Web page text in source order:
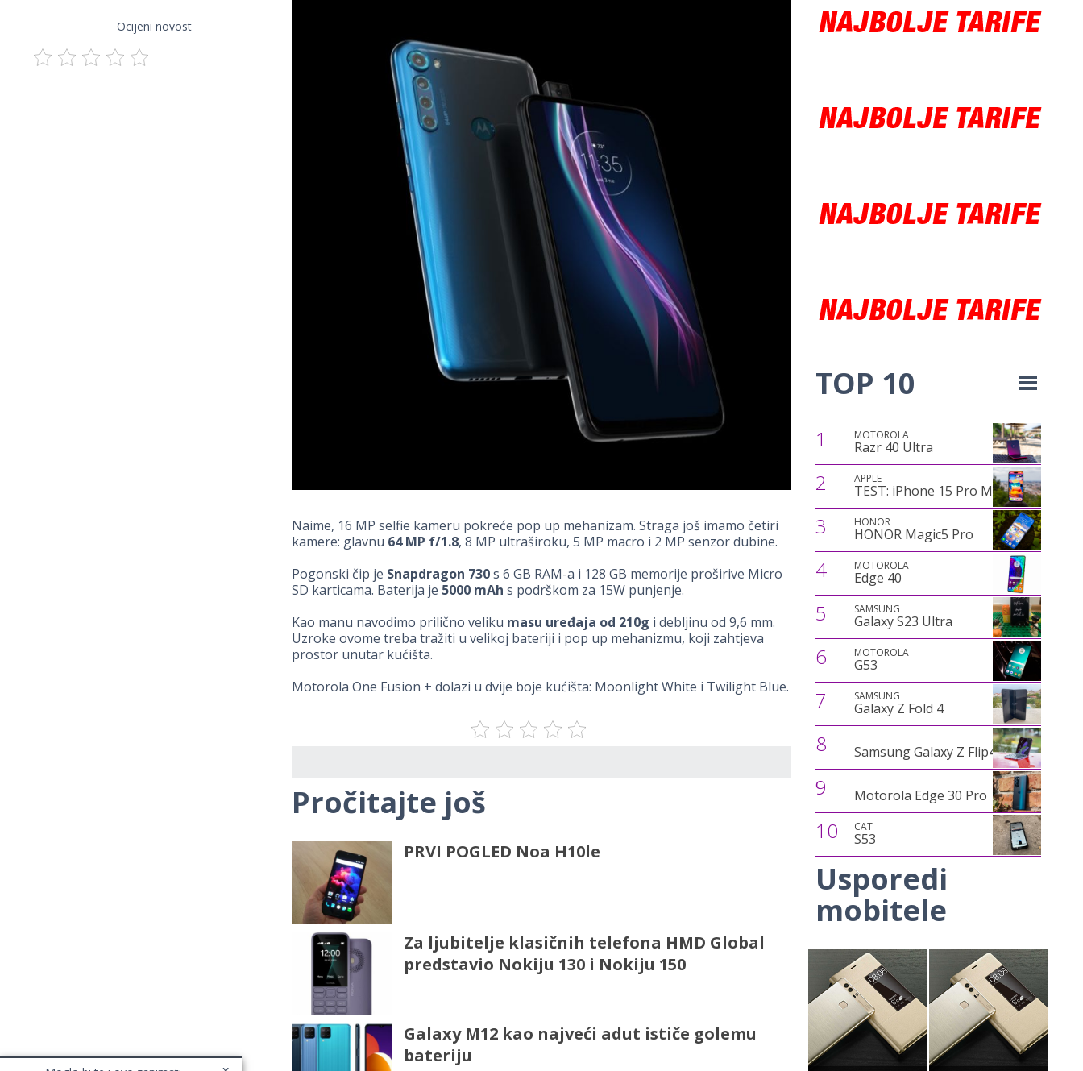
Ocijeni novost
Naime, 16 MP selfie kameru pokreće pop up mehanizam. Straga još imamo četiri
kamere: glavnu 64 MP f/1.8, 8 MP ultraširoku, 5 MP macro i 2 MP senzor dubine.
Pogonski čip je Snapdragon 730s 6 GB RAM-a i 128 GB memorije proširive Micro
SD karticama. Baterija je 5000 mAh s podrškom za 15W punjenje.
Kao manu navodimo prilično veliku masu uređaja od 210g i debljinu od 9,6 mm.
Uzroke ovome treba tražiti u velikoj bateriji i pop up mehanizmu, koji zahtjeva
prostor unutar kućišta.
Motorola One Fusion + dolazi u dvije boje kućišta: Moonlight White i Twilight Blue.
Pročitajte još
PRVI POGLED Noa H10le
Za ljubitelje klasičnih telefona HMD Global
predstavio Nokiju 130 i Nokiju 150
Galaxy M12 kao najveći adut ističe golemu
bateriju
TOP 10
1 MOTOROLA
Razr 40 Ultra
2 APPLE
TEST: iPhone 15 Pro Max
3 HONOR
HONOR Magic5 Pro
4 MOTOROLA
Edge 40
5 SAMSUNG
Galaxy S23 Ultra
6 MOTOROLA
G53
7 SAMSUNG
Galaxy Z Fold 4
8 Samsung Galaxy Z Flip4
9 Motorola Edge 30 Pro
10 CAT
S53
Usporedi
mobitele